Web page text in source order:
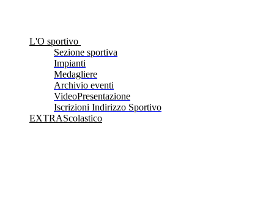
L'O sportivo
Sezione sportiva
Impianti
Medagliere
Archivio eventi
VideoPresentazione
Iscrizioni Indirizzo Sportivo
EXTRAScolastico